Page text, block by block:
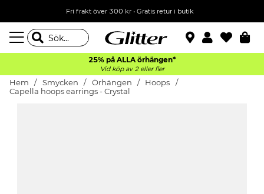
Fri frakt över 300 kr• Gratis retur i butik
25% på ALLA örhängen*
Vid köp av 2 eller fler
Hem Smycken Örhängen
Hoops
Capella hoops earrings - Crystal